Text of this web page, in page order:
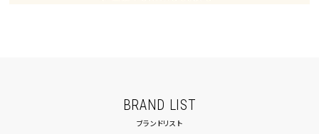
BRAND LIST
ブランドリスト